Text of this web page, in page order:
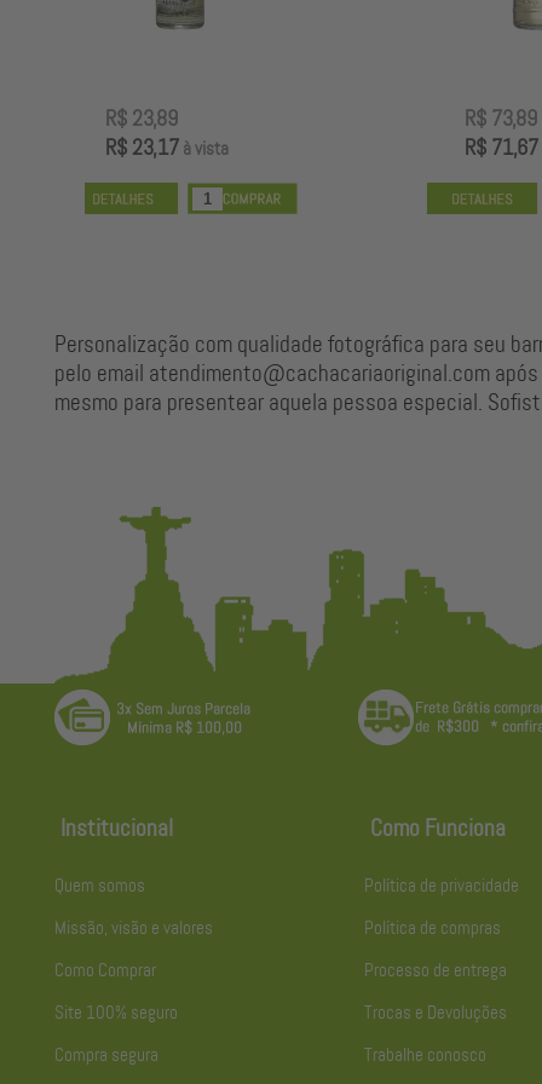
R$ 71,67
Personalização com qualidade fotográfica para seu
pelo email atendimento@cachacariaoriginal.com
mesmo para presentear aquela pessoa especial.
Institucional
Quem somos
Missão, visão e valores
Como Comprar
Site 100% seguro
Compra segura
Como Funciona
Política de privacidade
Política de compras
Processo de entrega
Trocas e Devoluções
Trabalhe conosco